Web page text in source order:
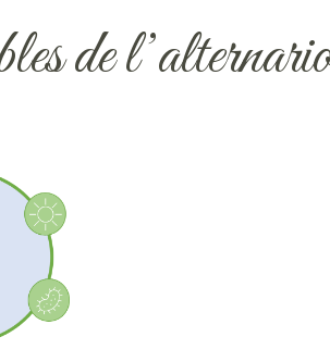
de